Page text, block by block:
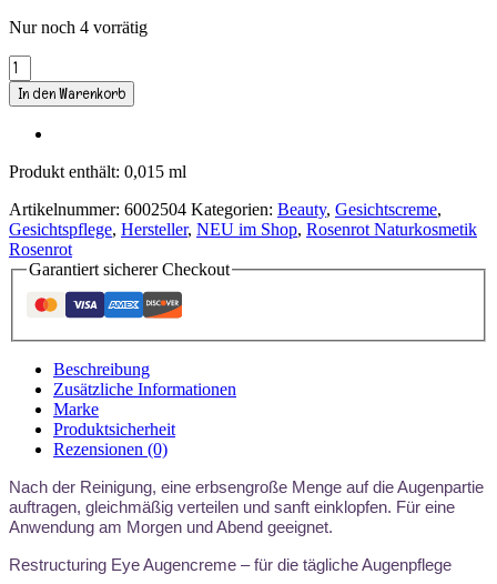
Nur noch 4 vorrätig
Restructuring
Eye
Augencreme
In den Warenkorb
Produkt enthält: 0,015 ml
Artikelnummer: 6002504 Kategorien: Beauty, Gesichtscreme,
Gesichtspflege, Hersteller, NEU im Shop, Rosenrot Naturkosmetik
Rosenrot
Garantiert sicherer Checkout
Beschreibung
Zusätzliche Informationen
Marke
Produktsicherheit
Rezensionen (0)
Nach der Reinigung, eine erbsengroße Menge auf die Augenpartie
auftragen, gleichmäßig verteilen und sanft einklopfen. Für eine
Anwendung am Morgen und Abend geeignet.
Restructuring Eye Augencreme – für die tägliche Augenpflege